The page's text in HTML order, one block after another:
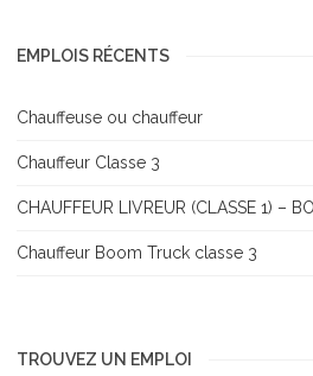
EMPLOIS RÉCENTS
Chauffeuse ou chauffeur
Chauffeur Classe 3
CHAUFFEUR LIVREUR (CLASSE 1) –
Chauffeur Boom Truck classe 3
TROUVEZ UN EMPLOI